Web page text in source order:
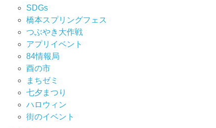
SDGs
橋本スプリングフェス
つぶやき大作戦
アプリイベント
84情報局
酉の市
まちゼミ
七⼣まつり
ハロウィン
街のイベント